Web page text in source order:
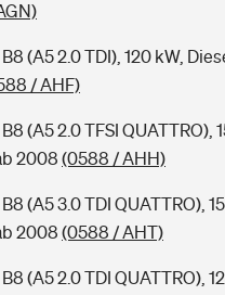
(A5 2.0 TDI), 120 kW,
/ AHF)
(A5 2.0 TFSI QUATTRO),
2008 (0588 / AHH)
(A5 3.0 TDI QUATTRO),
2008 (0588 / AHT)
(A5 2.0 TDI QUATTRO),